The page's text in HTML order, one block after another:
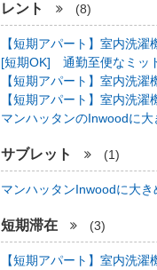
レント (8)
【短期アパート】室内洗
[短期OK] 通勤至便なミッ
【短期アパート】室内洗
【短期アパート】室内洗
マンハッタンのInwoodに
サブレット (1)
マンハッタンInwoodに大き
短期滞在 (3)
【短期アパート】室内洗濯